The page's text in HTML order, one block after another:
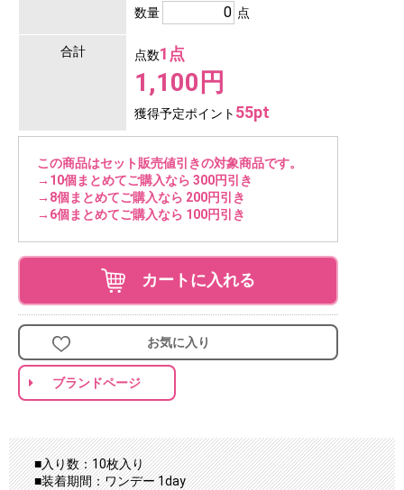
数量 点
合計 点数1点
1,100円
獲得予定ポイント 55pt
この商品はセット販売値引きの対象商品です。
→10個まとめてご購入なら 300円引き
→8個まとめてご購入なら 200円引き
→6個まとめてご購入なら 100円引き
カートに入れる
お気に入り
ブランドページ
■入り数：10枚入り
■装着期間：ワンデー 1day